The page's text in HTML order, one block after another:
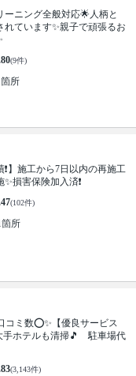
ーニング全般対応🌟人柄と
れています✨親子で頑張るお
(9件)
所
❗️】施工から7日以内の再施工
損害保険加入済❗️
(102件)
箇所
コミ数⭕✨【優良サービス
手ホテルも清掃🎵 駐車場代
(3,143件)